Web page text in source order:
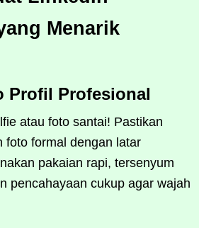
Menarik
Profil Profesional
atau foto santai! Pastikan
foto formal dengan latar
pakaian rapi, tersenyum
pencahayaan cukup agar wajah